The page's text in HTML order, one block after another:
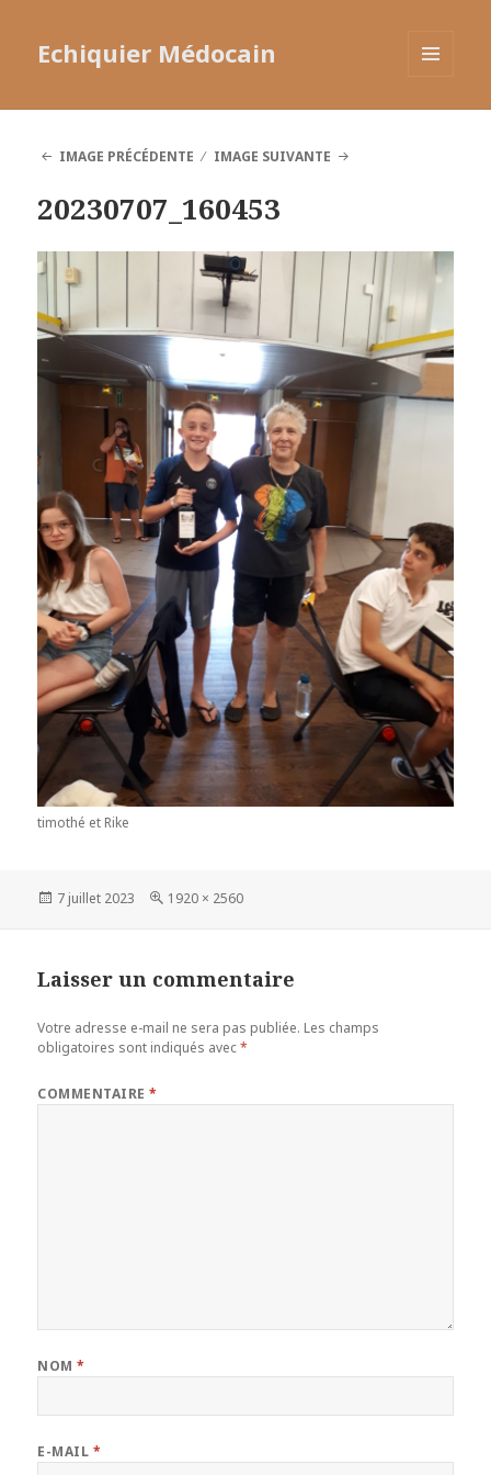
Echiquier Médocain
IMAGE PRÉCÉDENTE
IMAGE SUIVANTE
20230707_160453
timothé et Rike
Publié
7 juillet 2023
Taille
1920 × 2560
Laisser un commentaire
Votre adresse e-mail ne sera pas publiée. Les champs
obligatoires sont indiqués avec*
COMMENTAIRE*
NOM*
E-MAIL *